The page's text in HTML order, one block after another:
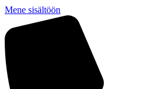
Mene sisältöön